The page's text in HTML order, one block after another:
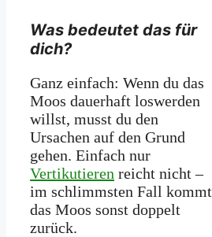
Was bedeutet das für
dich?
Ganz einfach: Wenn du das
Moos dauerhaft loswerden
willst, musst du den
Ursachen auf den Grund
gehen. Einfach nur
Vertikutieren reicht nicht –
im schlimmsten Fall kommt
das Moos sonst doppelt
zurück.